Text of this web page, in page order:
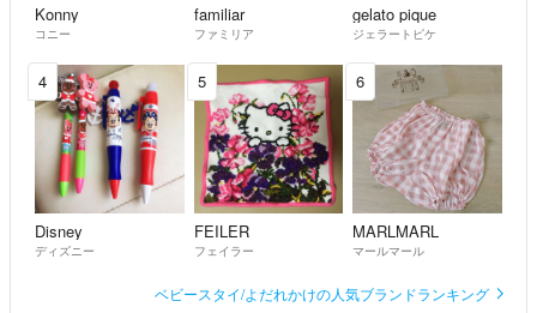
Konny
コニー
familiar
ファミリア
gelato pique
ジェラートピケ
4
Disney
ディズニー
5
FEILER
フェイラー
6
MARLMARL
マールマール
ベビースタイ/よだれかけの人気ブランドランキング